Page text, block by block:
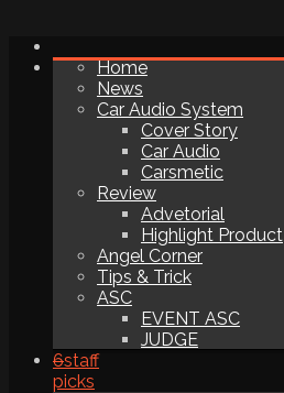
Home
News
Car Audio System
Cover Story
Car Audio
Carsmetic
Review
Advetorial
Highlight Product
Angel Corner
Tips & Trick
ASC
EVENT ASC
JUDGE
6staff
picks